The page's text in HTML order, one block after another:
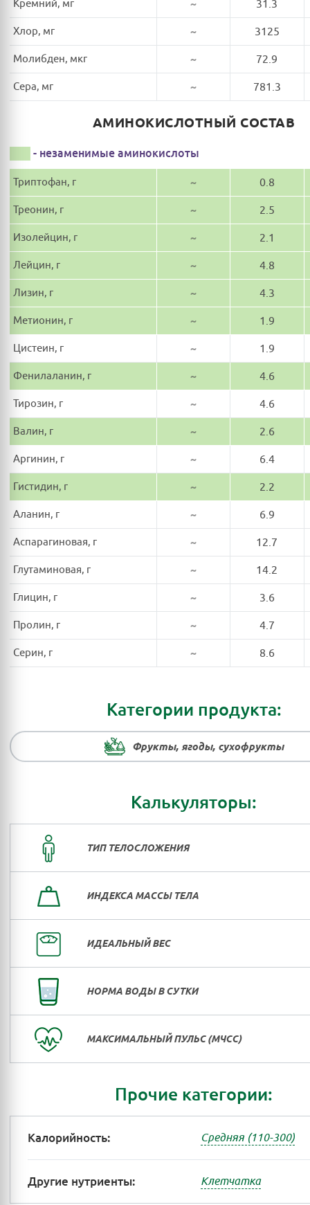
Кремний, мг ~ 31.3
Хлор, мг ~ 3125
Молибден, мкг ~ 72.9
Сера, мг ~ 781.3
АМИНОКИСЛОТНЫЙ СОСТАВ
- незаменимые аминокислоты
Триптофан, г ~ 0.8
Треонин, г ~ 2.5
Изолейцин, г ~ 2.1
Лейцин, г ~ 4.8
Лизин, г ~ 4.3
Метионин, г ~ 1.9
Цистеин, г ~ 1.9
Фенилаланин, г ~ 4.6
Тирозин, г ~ 4.6
Валин, г ~ 2.6
Аргинин, г ~ 6.4
Гистидин, г ~ 2.2
Аланин, г ~ 6.9
Аспарагиновая, г ~ 12.7
Глутаминовая, г ~ 14.2
Глицин, г ~ 3.6
Пролин, г ~ 4.7
Серин, г ~ 8.6
Категории продукта:
Фрукты, ягоды, сухофрукты
Калькуляторы:
ТИП ТЕЛОСЛОЖЕНИЯ
ИНДЕКСА МАССЫ ТЕЛА
ИДЕАЛЬНЫЙ ВЕС
НОРМА ВОДЫ В СУТКИ
МАКСИМАЛЬНЫЙ ПУЛЬС (МЧСС)
Прочие категории:
Калорийность: Средняя (110-300)
Другие нутриенты: Клетчатка